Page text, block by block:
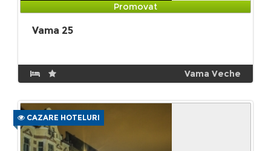
Promovat
Vama 25
Vama Veche
CAZARE HOTELURI